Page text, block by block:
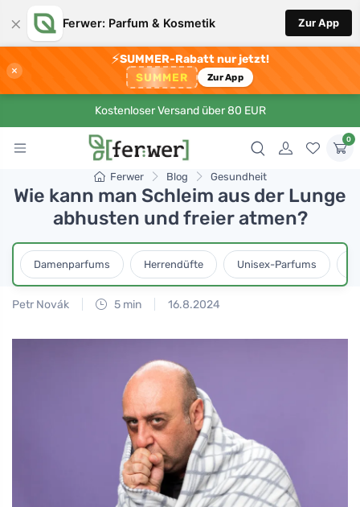
× Ferwer: Parfum & Kosmetik Zur App
×
⚡SUMMER-Rabatt nur jetzt!
SUMMER Zur App
Kostenloser Versand über 80 EUR
0
Ferwer Blog Gesundheit
Wie kann man Schleim aus der Lunge
abhusten und freier atmen?
Damenparfums Herrendüfte Unisex-Parfums
Petr Novák 5 min 16.8.2024